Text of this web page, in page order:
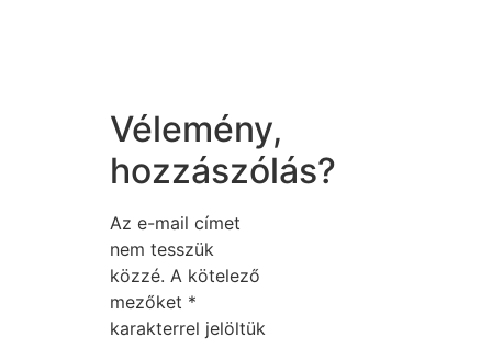
Vélemény,
hozzászólás?
Az e-mail címet
nem tesszük
közzé. A kötelező
mezőket *
karakterrel jelöltük